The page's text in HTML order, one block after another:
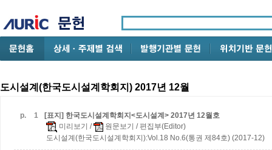
도시설계(한국도시설계학회지) 2017년 12월
p. 1
[표지] 한국도시설계학회지<도시설계> 2017년 12월호
미리보기 / 원문보기 / 편집부(Editor)
도시설계(한국도시설계학회지):Vol.18 No.6(통권 제84호) (2017-12)